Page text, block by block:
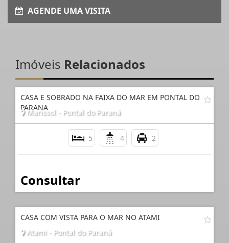
AGENDE UMA VISITA
Imóveis Relacionados
CASA E SOBRADO NA FAIXA DO MAR EM PONTAL DO
PARANA
Marissol - Pontal do Paraná
5 4 2
Consultar
CASA COM VISTA PARA O MAR NO ATAMI
Atami - Pontal do Paraná